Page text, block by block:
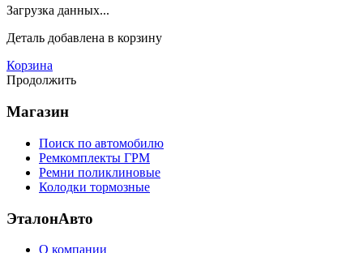
Загрузка данных...
Деталь добавлена в корзину
Корзина
Продолжить
Магазин
Поиск по автомобилю
Ремкомплекты ГРМ
Ремни поликлиновые
Колодки тормозные
ЭталонАвто
О компании